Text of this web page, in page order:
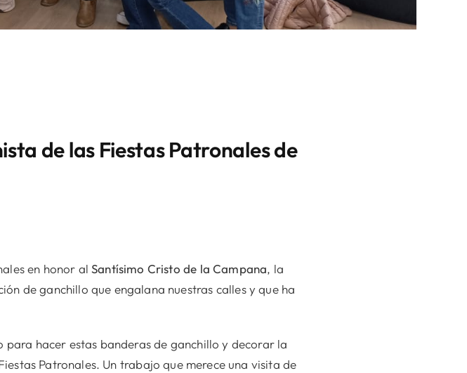
de las Fiestas Patronales de
en honor alSantísimo Cristo de la Campana, la
de ganchillo que engalana nuestras calles y que ha
hacer estas banderas de ganchillo y decorar la
Patronales. Un trabajo que merece una visita de